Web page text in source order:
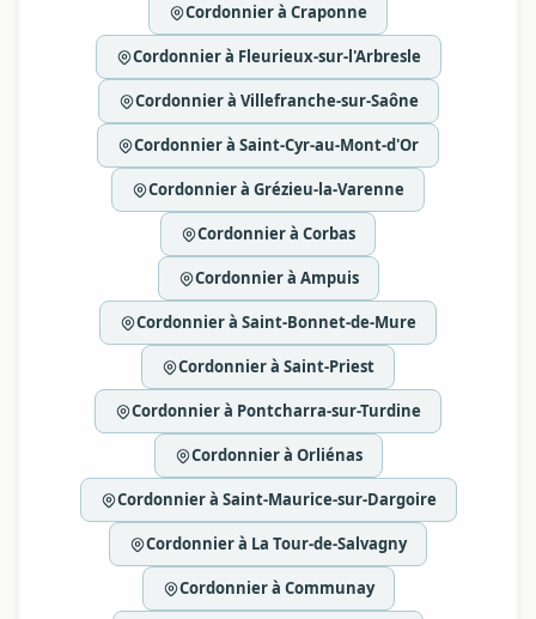
Cordonnier à Craponne
Cordonnier à Fleurieux-sur-l'Arbresle
Cordonnier à Villefranche-sur-Saône
Cordonnier à Saint-Cyr-au-Mont-d'Or
Cordonnier à Grézieu-la-Varenne
Cordonnier à Corbas
Cordonnier à Ampuis
Cordonnier à Saint-Bonnet-de-Mure
Cordonnier à Saint-Priest
Cordonnier à Pontcharra-sur-Turdine
Cordonnier à Orliénas
Cordonnier à Saint-Maurice-sur-Dargoire
Cordonnier à La Tour-de-Salvagny
Cordonnier à Communay